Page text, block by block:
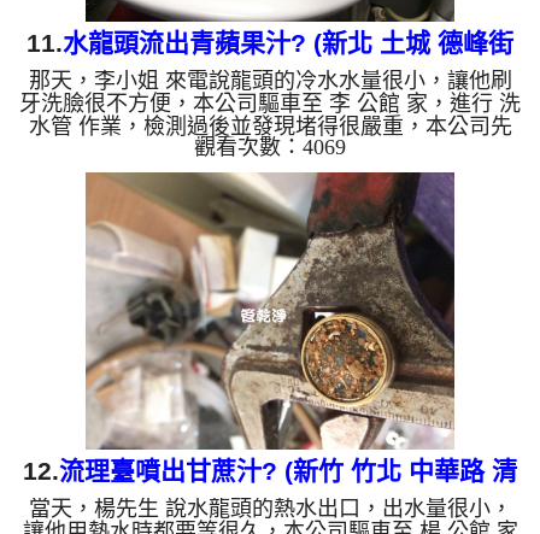
11.水龍頭流出青蘋果汁? (新北 土城 德峰街
洗水管 )
那天，李小姐 來電說龍頭的冷水水量很小，讓他刷
牙洗臉很不方便，本公司驅車至 李 公館 家，進行 洗
水管 作業，檢測過後並發現堵得很嚴重，本公司先
關閉水源，把食品級 檸檬酸 溶液注入水管，靜置約
20分鐘，再用 高周波清洗機 ，把水管內壁污垢沖出
來，一開始沒想到洗出來的水呈現綠色，看起來跟青
蘋果汁一樣，李小姐看了也嚇呆了，說怎麼這樣的顏
色，而且味道很嗆鼻，直說房子才18年而已，水管裡
面怎麼噴出這顏色？ 如是自來水，如水管老化，會
產生鐵鏽跟泥沙堆積，洗出來的水就會是咖啡色，地
下水含有氧化錳，管壁...
觀看次數：4069
12.流理臺噴出甘蔗汁? (新竹 竹北 中華路 清
洗水管 )
當天，楊先生 說水龍頭的熱水出口，出水量很小，